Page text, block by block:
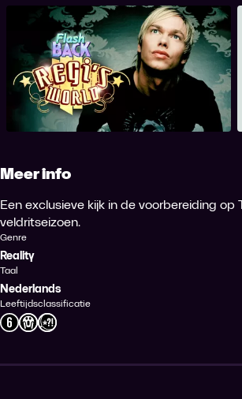
Regi's World
Meer info
Een exclusieve kijk in de voorbereiding op
veldritseizoen.
Genre
Reality
Taal
Nederlands
Leeftijdsclassificatie